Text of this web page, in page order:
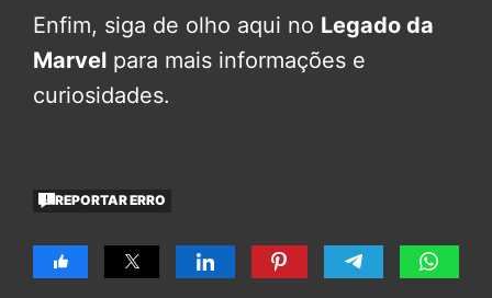
Enfim, siga de olho aqui no Legado da
Marvel para mais informações e
curiosidades.
REPORTAR ERRO